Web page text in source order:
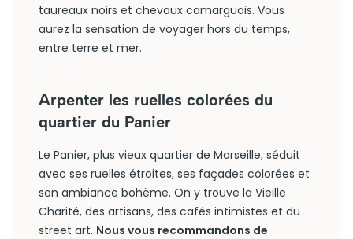
taureaux noirs et chevaux camarguais. Vous
aurez la sensation de voyager hors du temps,
entre terre et mer.
Arpenter les ruelles colorées du
quartier du Panier
Le Panier, plus vieux quartier de Marseille, séduit
avec ses ruelles étroites, ses façades colorées et
son ambiance bohème. On y trouve la Vieille
Charité, des artisans, des cafés intimistes et du
street art. Nous vous recommandons de